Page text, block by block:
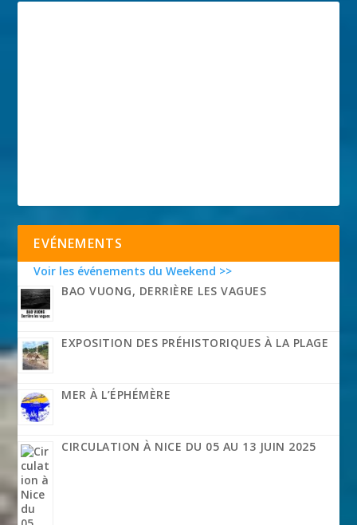
EVÉNEMENTS
Voir les événements du Weekend >>
BAO VUONG, DERRIÈRE LES VAGUES
EXPOSITION DES PRÉHISTORIQUES À LA PLAGE
MER À L’ÉPHÉMÈRE
CIRCULATION À NICE DU 05 AU 13 JUIN 2025